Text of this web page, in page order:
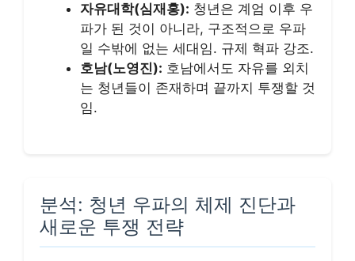
자유대학(심재홍): 청년은 계엄 이후 우
파가 된 것이 아니라, 구조적으로 우파
일 수밖에 없는 세대임. 규제 혁파 강조.
호남(노영진): 호남에서도 자유를 외치
는 청년들이 존재하며 끝까지 투쟁할 것
임.
분석: 청년 우파의 체제 진단과
새로운 투쟁 전략